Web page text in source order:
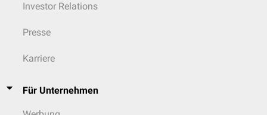
Investor Relations
Presse
Karriere
Für Unternehmen